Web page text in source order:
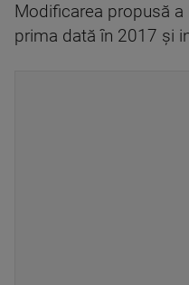
Modificarea propusă
prima dată în 2017 și